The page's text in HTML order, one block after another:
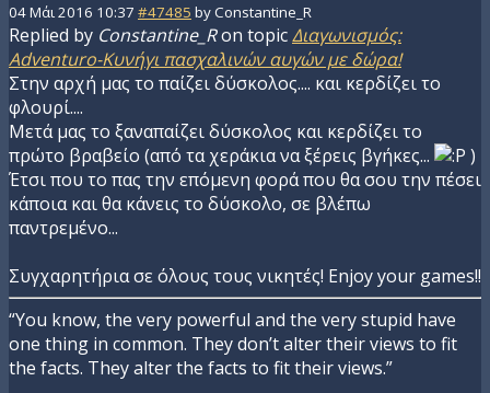
04 Μάι 2016 10:37 #47485 byConstantine_R
Replied by Constantine_Ron topicΔιαγωνισμός:
Adventuro-Κυνήγι πασχαλινών αυγών με δώρα!
Στην αρχή μας το παίζει δύσκολος.... και κερδίζει το
φλουρί....
Μετά μας το ξαναπαίζει δύσκολος και κερδίζει το
πρώτο βραβείο (από τα χεράκια να ξέρεις βγήκες...
)
Έτσι που το πας την επόμενη φορά που θα σου την πέσει
κάποια και θα κάνεις το δύσκολο, σε βλέπω
παντρεμένο...
Συγχαρητήρια σε όλους τους νικητές! Enjoy your games!!
“You know, the very powerful and the very stupid have
one thing in common. They don’t alter their views to fit
the facts. They alter the facts to fit their views.”